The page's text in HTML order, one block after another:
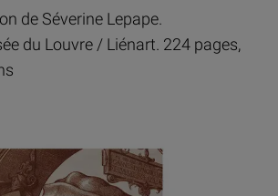
de Séverine Lepape.
du Louvre / Liénart. 224 pages,